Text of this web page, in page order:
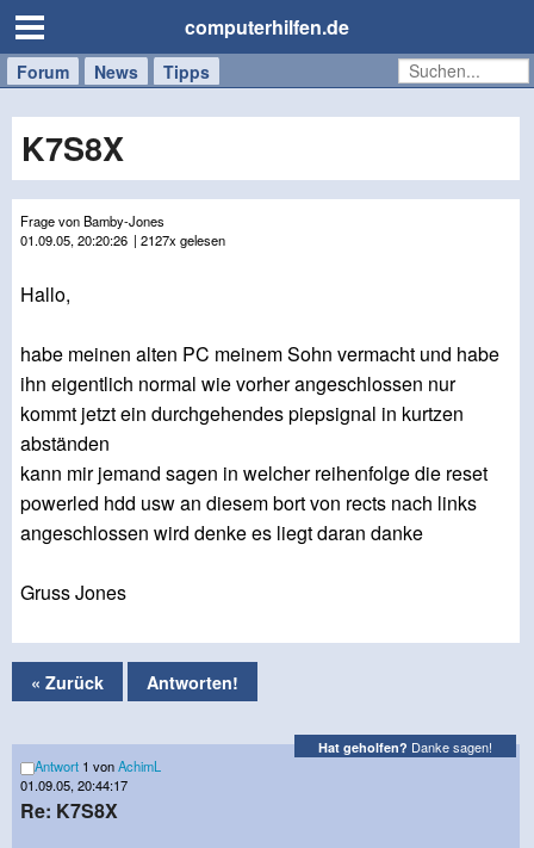
computerhilfen.de
Forum News Tipps
Handy
Tablet
Windows
Mac
K7S8X
Frage von Bamby-Jones
01.09.05, 20:20:26 | 2127x gelesen
Hallo,
habe meinen alten PC meinem Sohn vermacht und habe
ihn eigentlich normal wie vorher angeschlossen nur
kommt jetzt ein durchgehendes piepsignal in kurtzen
abständen
kann mir jemand sagen in welcher reihenfolge die reset
powerled hdd usw an diesem bort von rects nach links
angeschlossen wird denke es liegt daran danke
Gruss Jones
« Zurück Antworten!
Hat geholfen? Danke sagen!
Antwort 1 vonAchimL
01.09.05, 20:44:17
Re: K7S8X